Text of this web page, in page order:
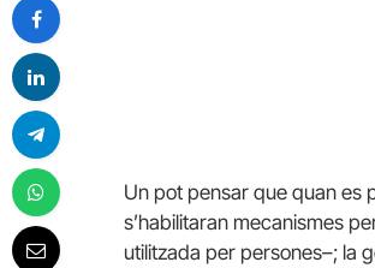
Un pot pensar que quan es
s’habilitaran mecanismes
utilitzada per persones–; la